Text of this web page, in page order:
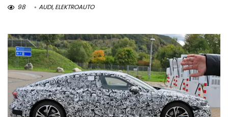
98 AUDI,ELEKTROAUTO